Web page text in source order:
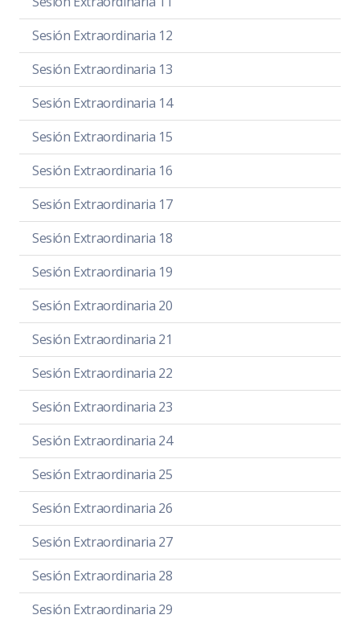
Sesión Extraordinaria 12
Sesión Extraordinaria 13
Sesión Extraordinaria 14
Sesión Extraordinaria 15
Sesión Extraordinaria 16
Sesión Extraordinaria 17
Sesión Extraordinaria 18
Sesión Extraordinaria 19
Sesión Extraordinaria 20
Sesión Extraordinaria 21
Sesión Extraordinaria 22
Sesión Extraordinaria 23
Sesión Extraordinaria 24
Sesión Extraordinaria 25
Sesión Extraordinaria 26
Sesión Extraordinaria 27
Sesión Extraordinaria 28
Sesión Extraordinaria 29